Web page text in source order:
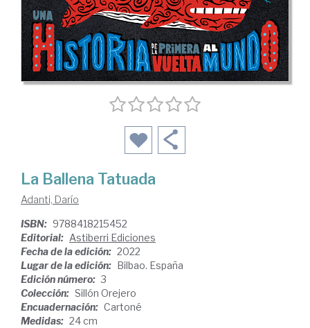
La Ballena Tatuada
Adanti, Darío
ISBN: 9788418215452
Editorial: Astiberri Ediciones
Fecha de la edición: 2022
Lugar de la edición: Bilbao. España
Edición número: 3
Colección: Sillón Orejero
Encuadernación: Cartoné
Medidas: 24 cm